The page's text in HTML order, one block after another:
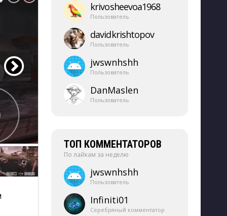
krivosheevoa1968
Пользователь
davidkrishtopov
Пользователь
jwswnhshh
Пользователь
DanMaslen
Пользователь
ТОП КОММЕНТАТОРОВ
По лайкам за неделю
jwswnhshh
Пользователь
Infiniti01
Серебряный комментатор